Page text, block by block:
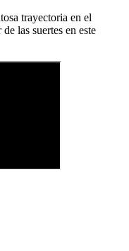
trayectoria en el
las suertes en este